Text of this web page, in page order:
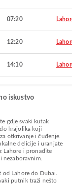
07:20
12:20
14:10
iskustvo
gdje svaki kutak
krajolika koji
otkrivanje i čuđenje.
delicije i uranjate
Lahore i pronađite
nezaboravnim.
od Lahore do Dubai.
putnik traži nešto